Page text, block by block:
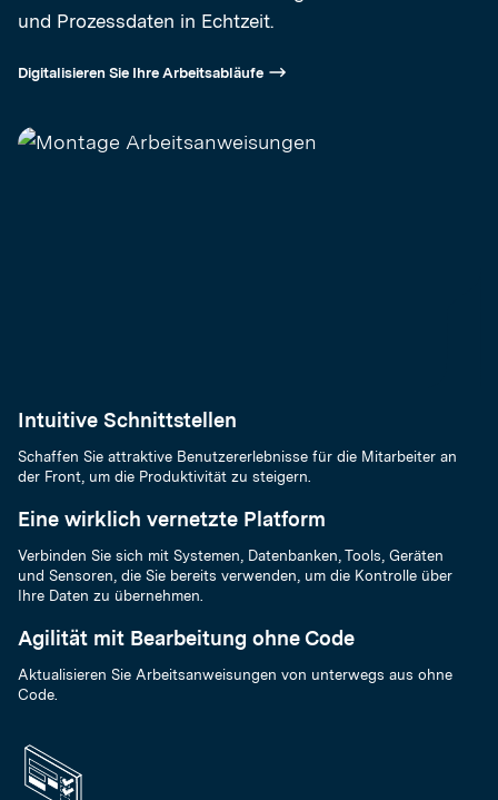
und Prozessdaten in Echtzeit.
Digitalisieren Sie Ihre Arbeitsabläufe
Intuitive Schnittstellen
Schaffen Sie attraktive Benutzererlebnisse für die Mitarbeiter an
der Front, um die Produktivität zu steigern.
Eine wirklich vernetzte Platform
Verbinden Sie sich mit Systemen, Datenbanken, Tools, Geräten
und Sensoren, die Sie bereits verwenden, um die Kontrolle über
Ihre Daten zu übernehmen.
Agilität mit Bearbeitung ohne Code
Aktualisieren Sie Arbeitsanweisungen von unterwegs aus ohne
Code.